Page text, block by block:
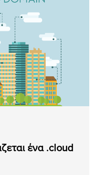
ένα .cloud